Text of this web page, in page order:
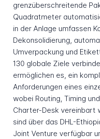
grenzüberschreitende
Quadratmeter
in der Anlage umfassen
Dekonsolidierung,
Umverpackung und
130 globale Ziele
ermöglichen es, ein
Anforderungen eines
wobei Routing, Timing
Charter-Desk vereinbart
sind über das DHL-
Joint Venture verfügbar